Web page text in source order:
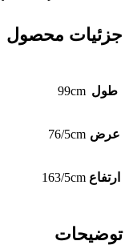
جزئیات محصول
طول 99cm
عرض 76/5cm
ارتفاع 163/5cm
توضیحات